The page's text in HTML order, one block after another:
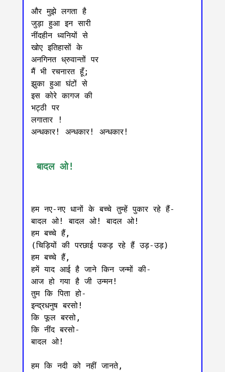
और मुझे लगता है
जुड़ा हुआ इन सारी
नींदहीन ध्वनियों से
खोए इतिहासों के
अनगिनत ध्रुवान्तों पर
मैं भी रचनारत हूँ;
झुका हुआ घंटों से
इस कोरे कागज की
भट्ठी पर
लगातार !
अन्धकार! अन्धकार! अन्धकार!
बादल ओ!
हम नए-नए धानों के बच्चे तुम्हें पुकार रहे हैं-
बादल ओ! बादल ओ! बादल ओ!
हम बच्चे हैं,
(चिड़ियों की परछाई पकड़ रहे हैं उड़-उड़)
हम बच्चे हैं,
हमें याद आई है जाने किन जन्मों की-
आज हो गया है जी उन्मन!
तुम कि पिता हो-
इन्द्रधनुष बरसो!
कि फूल बरसो,
कि नींद बरसो-
बादल ओ!
हम कि नदी को नहीं जानते,